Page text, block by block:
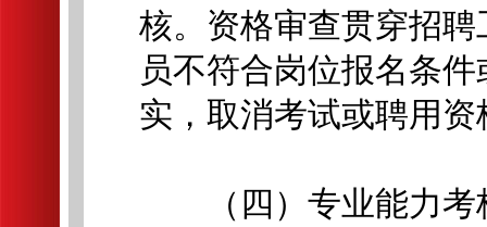
核。资格审查贯穿招
员不符合岗位报名条
实，取消考试或聘用资
（四）专业能力考